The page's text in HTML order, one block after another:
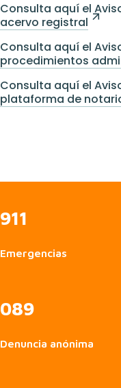
Consulta aquí el
acervo registral
Consulta aquí el
procedimientos
Consulta aquí el
plataforma de
911
Emergencias
089
Denuncia anónima